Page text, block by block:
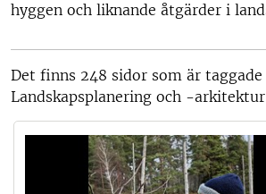
hyggen och liknande åtgärder i
Det finns 248 sidor som är taggade
Landskapsplanering och -